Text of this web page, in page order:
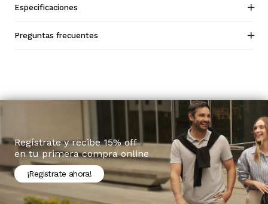
Especificaciones
Preguntas frecuentes
Regístrate y recibe 15% off
en tu primera compra online
¡Registrate ahora!